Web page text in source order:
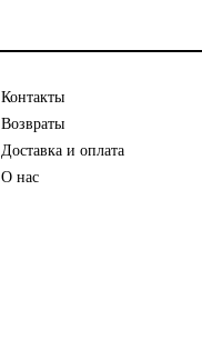
Контакты
Возвраты
Доставка и оплата
О нас